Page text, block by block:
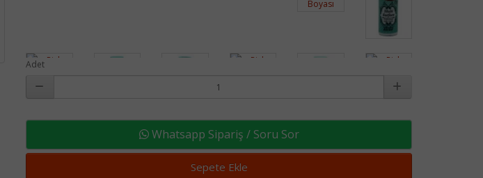
Adet
Whatsapp Sipariş / Soru Sor
Sepete Ekle